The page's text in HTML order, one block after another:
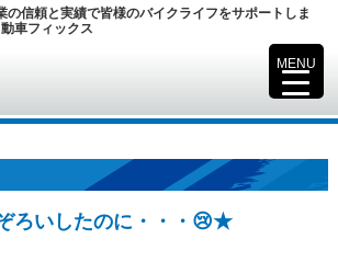
信頼と実績で皆様のバイクライフをサポートしま
車フィックス
いしたのに・・・😢★
MENU